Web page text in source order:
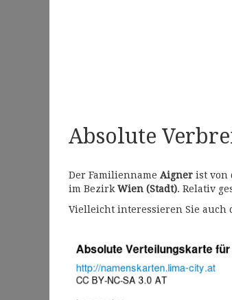
Absolute
Der Familienname Aigner ist von
im BezirkWien (Stadt). Relativ
Vielleicht interessieren Sie auch